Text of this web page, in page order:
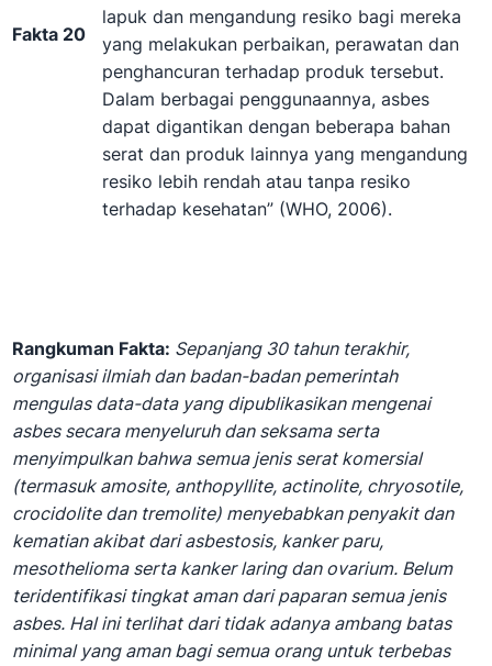
Fakta 20
lapuk dan mengandung resiko bagi mereka
yang melakukan perbaikan, perawatan dan
penghancuran terhadap produk tersebut.
Dalam berbagai penggunaannya, asbes
dapat digantikan dengan beberapa bahan
serat dan produk lainnya yang mengandung
resiko lebih rendah atau tanpa resiko
terhadap kesehatan” (WHO, 2006).
Rangkuman Fakta: Sepanjang 30 tahun terakhir,
organisasi ilmiah dan badan-badan pemerintah
mengulas data-data yang dipublikasikan mengenai
asbes secara menyeluruh dan seksama serta
menyimpulkan bahwa semua jenis serat komersial
(termasuk amosite, anthopyllite, actinolite, chryosotile,
crocidolite dan tremolite) menyebabkan penyakit dan
kematian akibat dari asbestosis, kanker paru,
mesothelioma serta kanker laring dan ovarium. Belum
teridentifikasi tingkat aman dari paparan semua jenis
asbes. Hal ini terlihat dari tidak adanya ambang batas
minimal yang aman bagi semua orang untuk terbebas